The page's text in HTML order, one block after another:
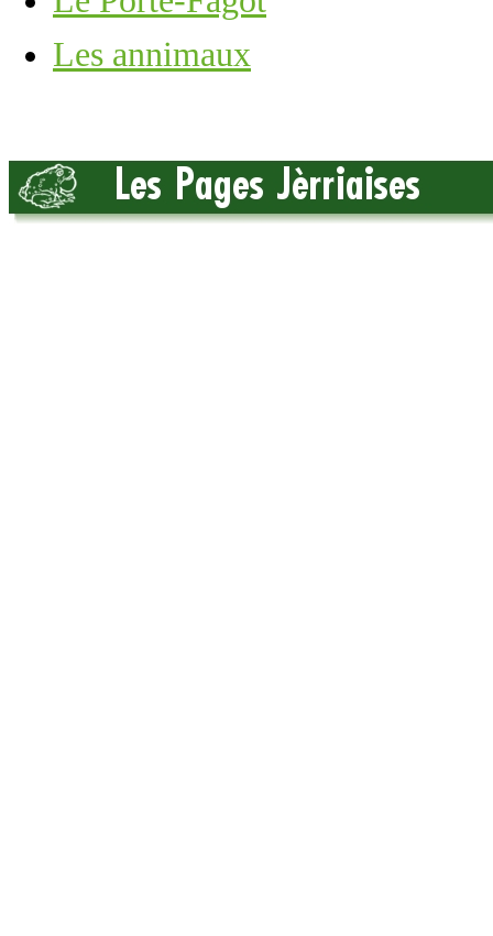
Les annimaux